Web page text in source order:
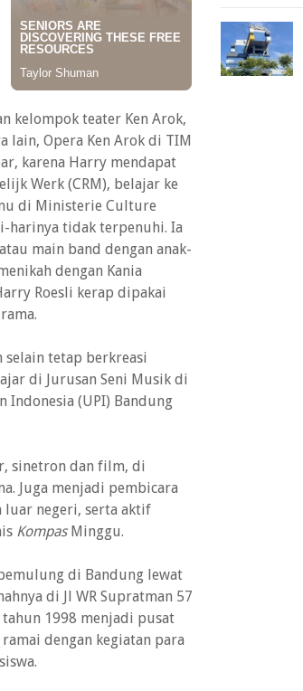
kelompok teater Ken Arok,
lain, Opera Ken Arok di TIM
karena Harry mendapat
Werk (CRM), belajar ke
di Ministerie Culture
harinya tidak terpenuhi. Ia
main band dengan anak-
dengan Kania
Roesli kerap dipakai
tetap berkreasi
di Jurusan Seni Musik di
(UPI) Bandung
sinetron dan film, di
Juga menjadi pembicara
luar negeri, serta aktif
Kompas Minggu.
di Bandung lewat
di Jl WR Supratman 57
tahun 1998 menjadi pusat
dengan kegiatan para